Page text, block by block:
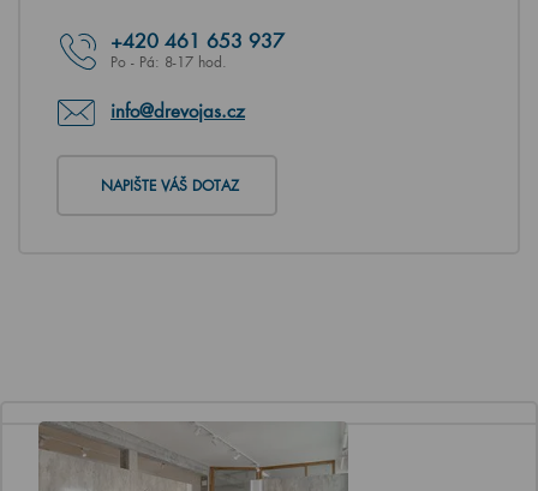
+420 461 653 937
Po - Pá: 8-17 hod.
info@drevojas.cz
NAPIŠTE VÁŠ DOTAZ